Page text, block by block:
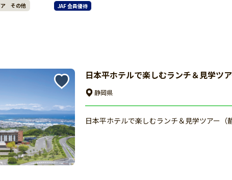
ア その他
JAF 会員優待
日本平ホテルで楽しむランチ＆見学ツ
静岡県
日本平ホテルで楽しむランチ＆見学ツアー